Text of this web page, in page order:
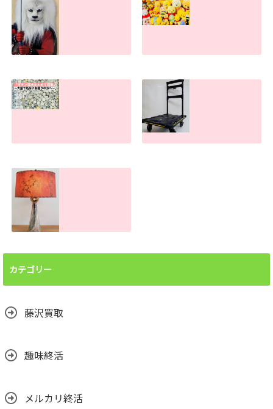
古い物・キズ汚れ
があっても売れま
す！
分のお手伝いしま
とめて買取しま
す。大量でもお任
せください
2026.07.22
取査定金額。処分
前に譲って頂けま
せんか？汚れても
売れます！
カテゴリー
藤沢買取
趣味終活
メルカリ終活